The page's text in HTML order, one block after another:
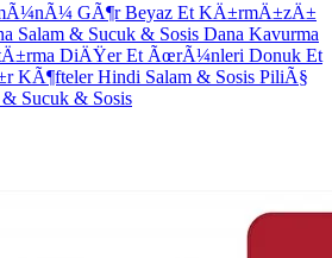
GÃ¶rBeyaz Et KÄ±rmÄ±zÄ±
Salam & Sucuk & Sosis Dana Kavurma
DiÄŸer Et ÃœrÃ¼nleri Donuk Et
KÃ¶ftelerHindi Salam & Sosis PiliÃ§
& Sucuk & Sosis